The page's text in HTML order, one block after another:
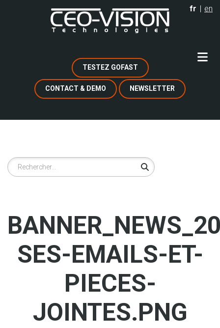
fr en
TESTEZ GOFAST
CONTACT & DEMO NEWSLETTER
Rechercher
SES-EMAILS-ET-
PIECES-
JOINTES.PNG